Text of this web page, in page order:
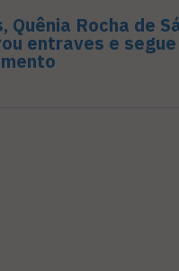
Quênia Rocha de
entraves e